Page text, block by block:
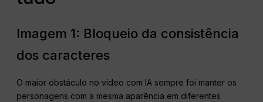
Imagem 1: Bloqueio da consistência
dos caracteres
O maior obstáculo no vídeo com IA sempre foi manter os
personagens com a mesma aparência em diferentes